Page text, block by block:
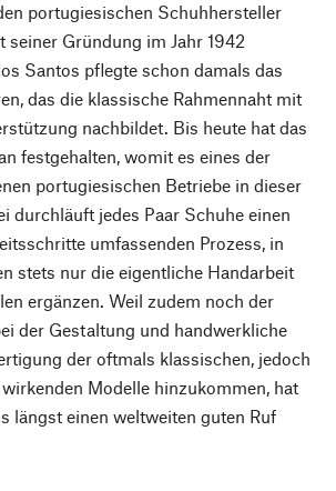
portugiesischen Schuhhersteller
seiner Gründung im Jahr 1942
Santos pflegte schon damals das
das die klassische Rahmennaht mit
nachbildet. Bis heute hat das
festgehalten, womit es eines der
portugiesischen Betriebe in dieser
durchläuft jedes Paar Schuhe einen
umfassenden Prozess, in
stets nur die eigentliche Handarbeit
ergänzen. Weil zudem noch der
der Gestaltung und handwerkliche
der oftmals klassischen, jedoch
Modelle hinzukommen, hat
längst einen weltweiten guten Ruf